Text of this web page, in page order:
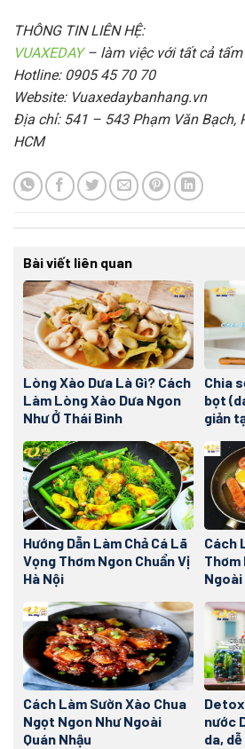
THÔNG TIN LIÊN HỆ:
VUAXEDAY– làm việc với tất cả tấm
Hotline: 0905 45 70 70
Website: Vuaxedaybanhang.vn
Địa chỉ: 541 – 543 Phạm Văn Bạch,
HCM
Bài viết liên quan
Lòng Xào Dưa Là Gì? Cách
Làm Lòng Xào Dưa Ngon
Như Ở Thái Bình
Chia
bọt
giản
Hướng Dẫn Làm Chả Cá Lã
Vọng Thơm Ngon Chuẩn Vị
Hà Nội
Cách
Thơm
Ngoài
Cách Làm Sườn Xào Chua
Ngọt Ngon Như Ngoài
Quán Nhậu
nước
da,